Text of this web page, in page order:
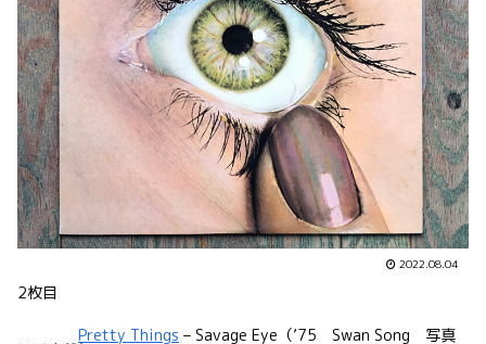
2022.08.04
2枚目
Pretty Things – Savage Eye（’75 Swan Song 写真